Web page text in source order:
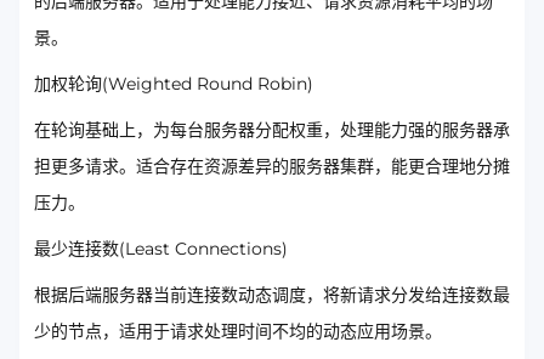
景。
加权轮询(Weighted Round Robin)
在轮询基础上，为每台服务器分配权重，处理能力强的服务器承
担更多请求。适合存在资源差异的服务器集群，能更合理地分摊
压力。
最少连接数(Least Connections)
根据后端服务器当前连接数动态调度，将新请求分发给连接数最
少的节点，适用于请求处理时间不均的动态应用场景。